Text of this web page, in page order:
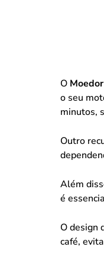
O
o seu
minutos,
Outro
Além
é
O design
café,